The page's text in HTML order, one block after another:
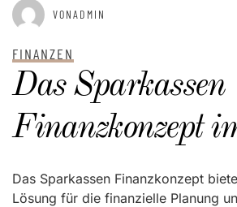
GEPOSTET AM
VONADMIN
FINANZEN
Das Sparkassen
Finanzkonzept
Das Sparkassen Finanzkonzept
Lösung für die finanzielle Planung